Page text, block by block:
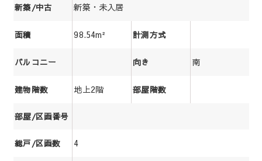
新築/中古 新築・未入居
面積 98.54m² 計測方式
バルコニー 向き 南
建物階数 地上2階 部屋階数
部屋/区画番号
総戸/区画数 4